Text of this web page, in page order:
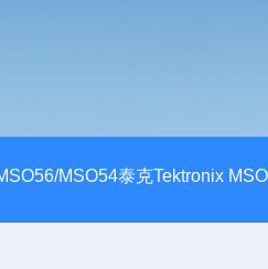
MSO54泰克Tektronix